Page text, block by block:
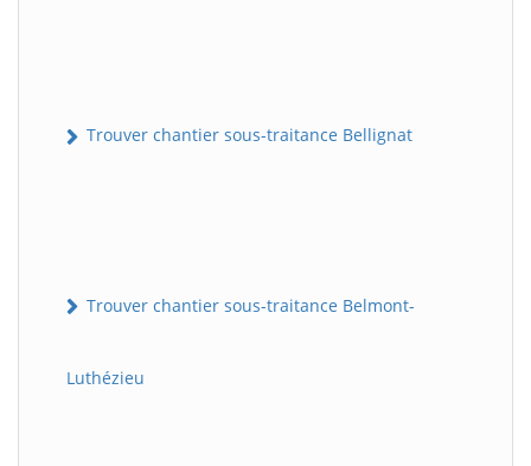
Trouver chantier sous-traitance Bellignat
Trouver chantier sous-traitance Belmont-
Luthézieu